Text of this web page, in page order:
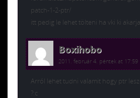
patch-1-2-ptr/
itt pedig le lehet tölteni ha vki ki
Boxihobo
2011. február 4. péntek at 17:59
Arról lehet tudni valamit hogy ptr
?:c